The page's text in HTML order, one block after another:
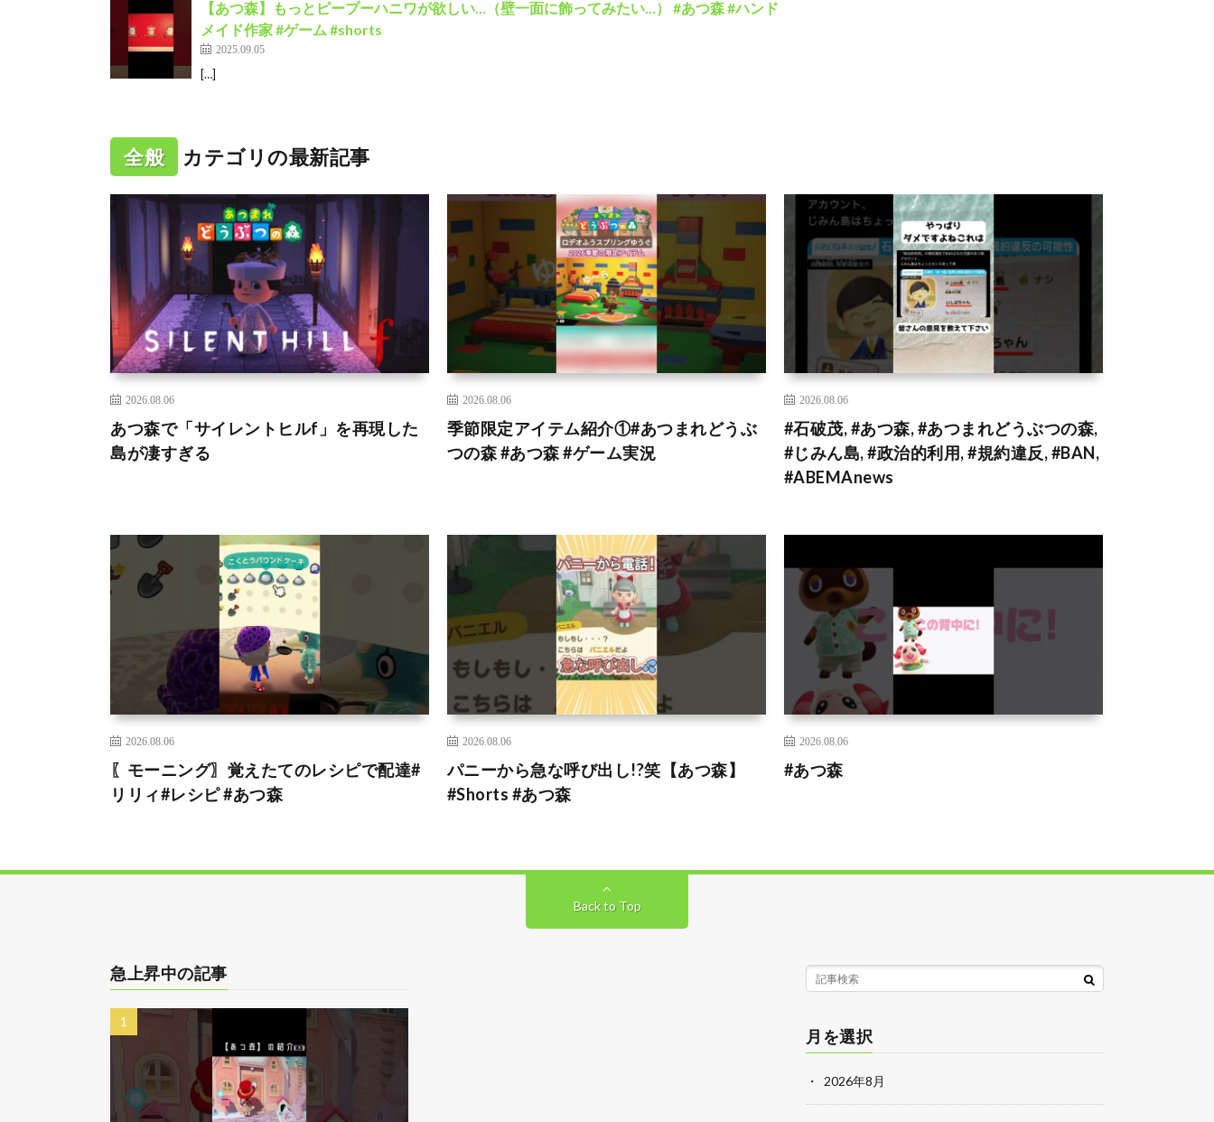
【あつ森】もっとピープーハニワが欲しい…（壁一面に飾ってみたい…） #あつ森 #ハンド
メイド作家 #ゲーム #shorts
2025.09.05
[…]
全般 カテゴリの最新記事
2026.08.06
あつ森で「サイレントヒルf」を再現した
島が凄すぎる
2026.08.06
季節限定アイテム紹介①#あつまれどうぶ
つの森 #あつ森 #ゲーム実況
2026.08.06
#石破茂, #あつ森, #あつまれどうぶつの森,
#じみん島, #政治的利用, #規約違反, #BAN,
#ABEMAnews
2026.08.06
〖モーニング〗覚えたてのレシピで配達#
リリィ#レシピ #あつ森
2026.08.06
パニーから急な呼び出し!?笑【あつ森】
#Shorts #あつ森
2026.08.06
#あつ森
Back to Top
急上昇中の記事
月を選択
2026年8月